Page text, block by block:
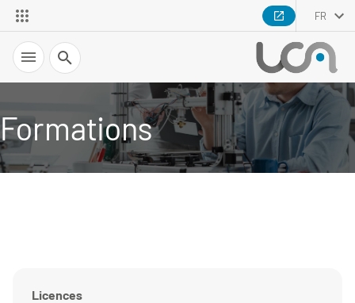
FR
Recherche
Formations
Licences